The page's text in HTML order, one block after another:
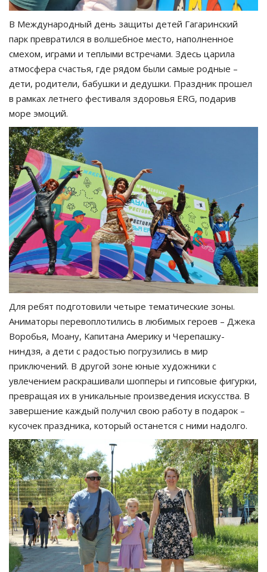
В Международный день защиты детей Гагаринский
парк превратился в волшебное место, наполненное
смехом, играми и теплыми встречами. Здесь царила
атмосфера счастья, где рядом были самые родные –
дети, родители, бабушки и дедушки. Праздник прошел
в рамках летнего фестиваля здоровья ERG, подарив
море эмоций.
Для ребят подготовили четыре тематические зоны.
Аниматоры перевоплотились в любимых героев – Джека
Воробья, Моану, Капитана Америку и Черепашку-
ниндзя, а дети с радостью погрузились в мир
приключений. В другой зоне юные художники с
увлечением раскрашивали шопперы и гипсовые фигурки,
превращая их в уникальные произведения искусства. В
завершение каждый получил свою работу в подарок –
кусочек праздника, который останется с ними надолго.